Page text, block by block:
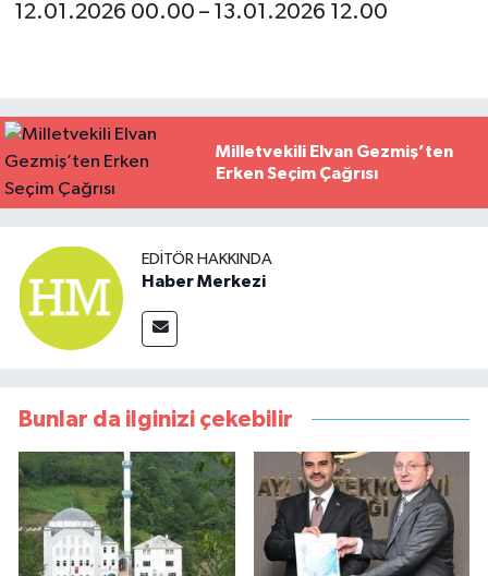
12.01.2026 00.00 – 13.01.2026 12.00
Milletvekili Elvan Gezmiş’ten
Erken Seçim Çağrısı
EDITÖR HAKKINDA
Haber Merkezi
Bunlar da ilginizi çekebilir